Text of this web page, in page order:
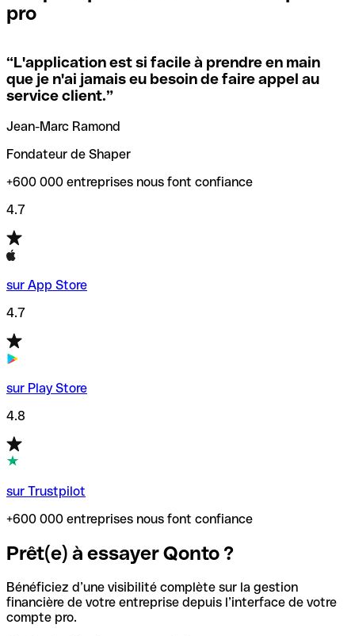
locales.
Si vous n'êtes pas sûr du code SWIFT que vous devriez
utiliser, nous avons développé un outil de recherche de
codes SWIFT par nom de banque.
vérification/recherche de codes SWIFT. Ainsi, vous pouvez
trouver et vérifier vos codes SWIFT avant de réaliser vos
transferts d’argent.
pro
“L'application est si facile à prendre en main
que je n'ai jamais eu besoin de faire appel au
service client.”
Jean-Marc Ramond
Fondateur de Shaper
+600 000 entreprises nous font confiance
4.7
sur App Store
4.7
sur Play Store
4.8
sur Trustpilot
+600 000 entreprises nous font confiance
Prêt(e) à essayer Qonto ?
Bénéficiez d’une visibilité complète sur la gestion
financière de votre entreprise depuis l’interface de votre
compte pro.